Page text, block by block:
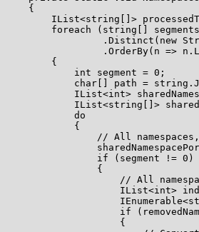
    {
IList<string[]>
foreach (string[]
.Distinct(new
.OrderBy(n =>
        {
            int segment = 0;
char[] path =
IList<int>
IList<string[]>
            do
            {
// All
                if (segment != 0)
                {
// All
IList<int>
if
                    {